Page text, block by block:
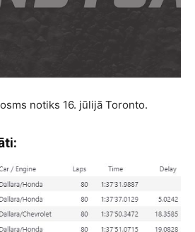
notiks 16. jūlijā Toronto.